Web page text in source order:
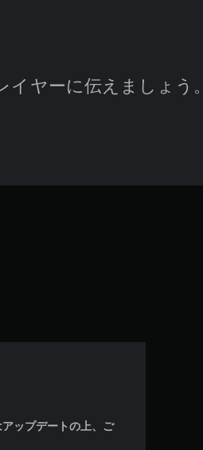
ヤーに伝えましょう。
ップデートの上、ご